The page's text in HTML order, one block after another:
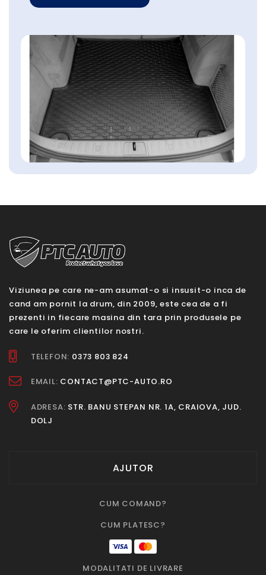
Viziunea pe care ne-am asumat-o si insusit-o inca de
cand am pornit la drum, din 2009, este cea de a fi
prezenti in fiecare masina din tara prin produsele pe
care le oferim clientilor nostri.
TELEFON: 0373 803 824
EMAIL: CONTACT@PTC-AUTO.RO
ADRESA: STR. BANU STEPAN NR. 1A, CRAIOVA, JUD.
DOLJ
AJUTOR
CUM COMAND?
CUM PLATESC?
MODALITATI DE LIVRARE